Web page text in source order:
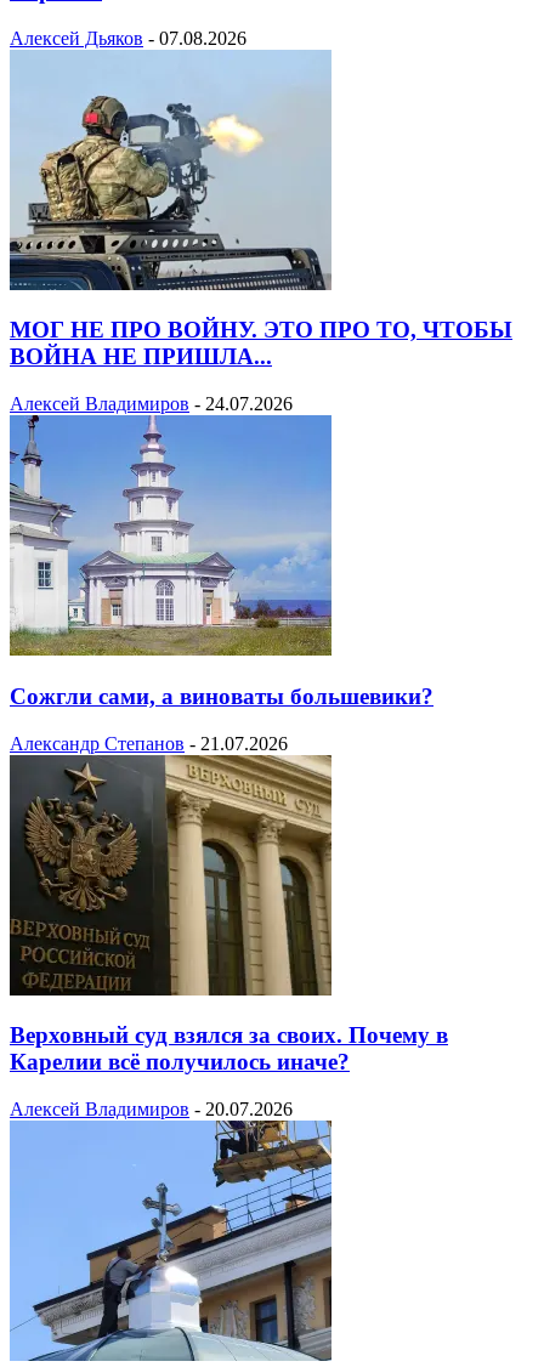
Алексей Дьяков - 07.08.2026
МОГ НЕ ПРО ВОЙНУ. ЭТО ПРО ТО, ЧТОБЫ
ВОЙНА НЕ ПРИШЛА...
Алексей Владимиров - 24.07.2026
Сожгли сами, а виноваты большевики?
Александр Степанов - 21.07.2026
Верховный суд взялся за своих. Почему в
Карелии всё получилось иначе?
Алексей Владимиров - 20.07.2026